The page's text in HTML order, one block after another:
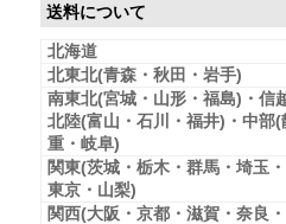
送料について
北海道
北東北(青森・秋田・岩手)
南東北(宮城・山形・福島)・信
北陸(富山・石川・福井)・中部
重・岐阜)
関東(茨城・栃木・群馬・埼玉
東京・山梨)
関西(大阪・京都・滋賀・奈良